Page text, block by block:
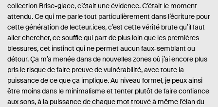
collection Brise-glace, c’était une évidence. C’était le moment
attendu. Ce qui me parle tout particulièrement dans l’écriture pour
cette génération de lecteur.ices, c’est cette vérité brute qu’il faut
aller chercher, ce souffle qui part de plus loin que les premières
blessures, cet instinct qui ne permet aucun faux-semblant ou
détour. Ça m’a menée dans de nouvelles zones où j’ai encore plus
pris le risque de faire preuve de vulnérabilité, avec toute la
puissance de ce que ça implique. Au niveau formel, je peux ainsi
être moins dans le minimalisme et tenter plutôt de faire confiance
aux sons, à la puissance de chaque mot trouvé à même l’élan du